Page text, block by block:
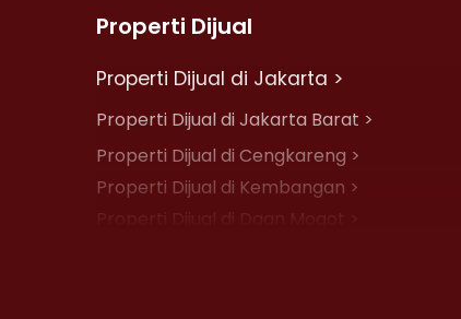
Properti Dijual
Properti Dijual di Jakarta >
Properti Dijual di Jakarta Barat >
Properti Dijual di Cengkareng >
Properti Dijual di Kembangan >
Properti Dijual di Daan Mogot >